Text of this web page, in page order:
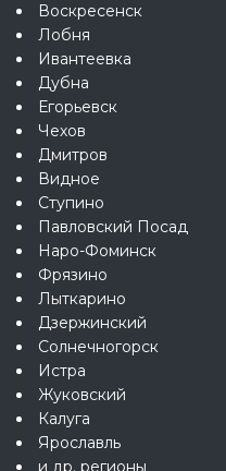
Воскресенск
Лобня
Ивантеевка
Дубна
Егорьевск
Чехов
Дмитров
Видное
Ступино
Павловский Посад
Наро-Фоминск
Фрязино
Лыткарино
Дзержинский
Солнечногорск
Истра
Жуковский
Калуга
Ярославль